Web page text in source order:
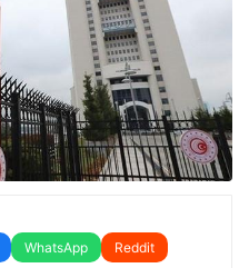
WhatsApp
Reddit